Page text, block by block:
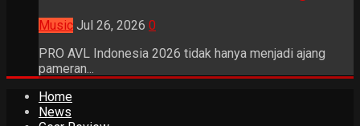
Music Jul 26, 2026 0
PRO AVL Indonesia 2026 tidak hanya menjadi ajang
pameran...
Home
News